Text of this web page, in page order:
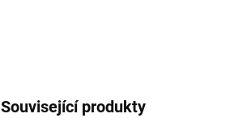
Související produkty